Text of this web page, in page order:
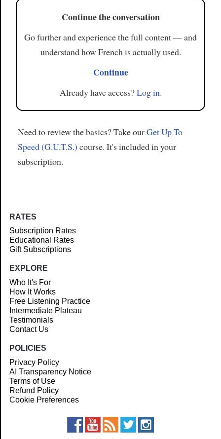
Continue the conversation
Go further and experience the full content — and
understand how French is actually used.
Continue
Already have access?Log in.
Need to review the basics? Take ourGet Up To
Speed (G.U.T.S.) course. It's included in your
subscription.
RATES
Subscription Rates
Educational Rates
Gift Subscriptions
EXPLORE
Who It's For
How It Works
Free Listening Practice
Intermediate Plateau
Testimonials
Contact Us
POLICIES
Privacy Policy
AI Transparency Notice
Terms of Use
Refund Policy
Cookie Preferences